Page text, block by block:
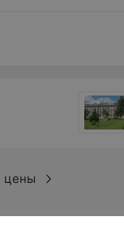
цены
здоровья, безграничных возможностей, благодарных пациентов и женского счастья! С уважением к Вам, Набиева Н.П.